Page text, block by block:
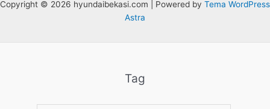
Copyright © 2026 hyundaibekasi.com | Powered by Tema WordPress
Astra
Tag